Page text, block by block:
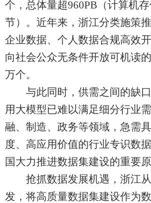
个，总体量超960PB（计算机
节）。近年来，浙江分类施策推
企业数据、个人数据合规高效
向社会公众无条件开放可机读
万个。
与此同时，供需之间的缺口
用大模型已难以满足细分行业
融、制造、政务等领域，急需
度、高应用价值的行业专识数
国大力推进数据集建设的重要原
抢抓数据发展机遇，浙江从
发，将高质量数据集建设作为